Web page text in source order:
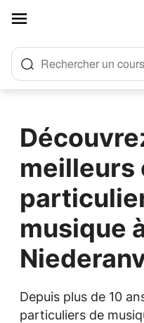
Rechercher un
meilleurs
musique
Depuis plus de 10
particuliers de